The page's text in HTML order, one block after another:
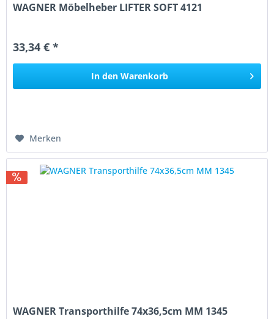
WAGNER Möbelheber LIFTER SOFT 4121
33,34 € *
In den Warenkorb
Merken
WAGNER Transporthilfe 74x36,5cm MM 1345